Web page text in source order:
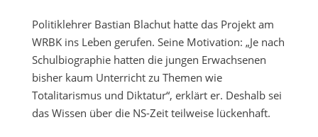
Politiklehrer Bastian Blachut hatte das Projekt am
WRBK ins Leben gerufen. Seine Motivation: „Je nach
Schulbiographie hatten die jungen Erwachsenen
bisher kaum Unterricht zu Themen wie
Totalitarismus und Diktatur“, erklärt er. Deshalb sei
das Wissen über die NS-Zeit teilweise lückenhaft.